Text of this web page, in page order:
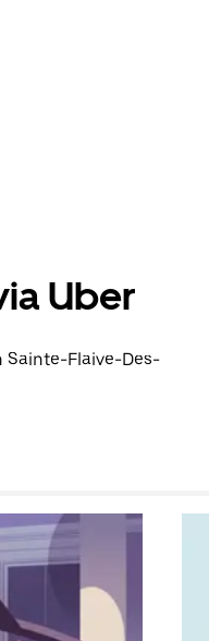
Uber
Sainte-Flaive-Des-